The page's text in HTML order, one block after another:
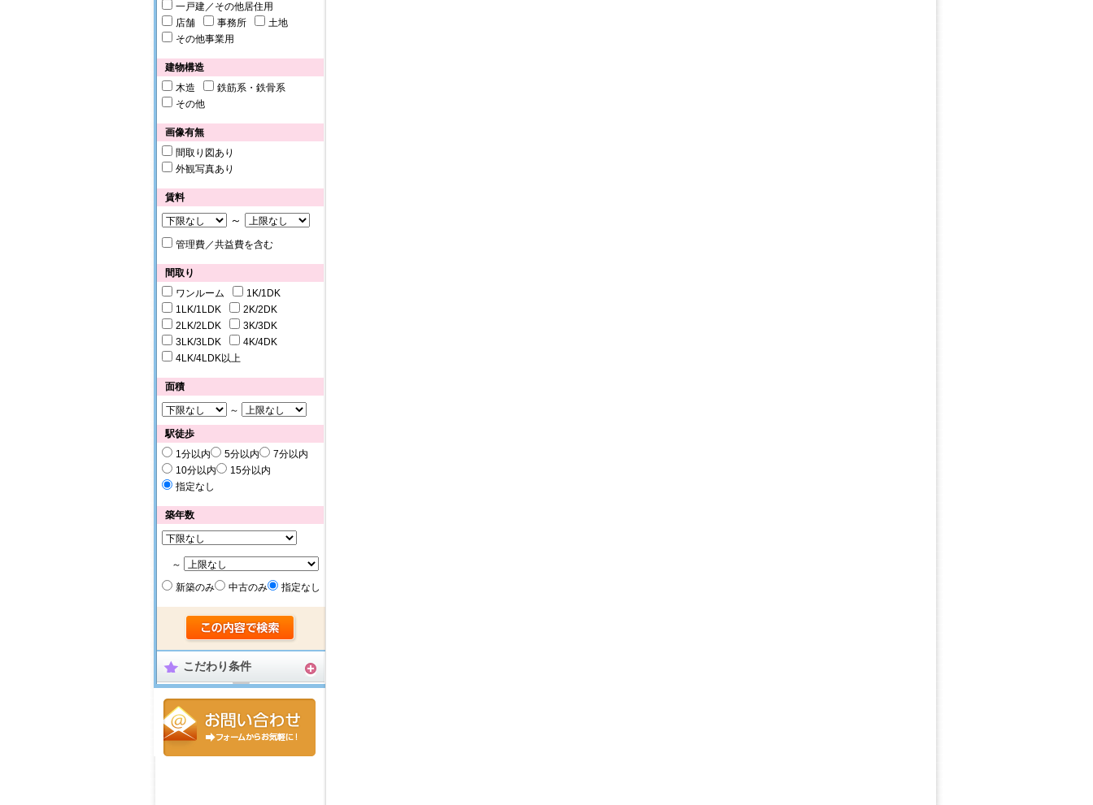
一戸建／その他居住用
店舗
事務所
土地
その他事業用
建物構造
木造
鉄筋系・鉄骨系
その他
画像有無
間取り図あり
外観写真あり
賃料
～
管理費／共益費を含む
間取り
ワンルーム
1K/1DK
1LK/1LDK
2K/2DK
2LK/2LDK
3K/3DK
3LK/3LDK
4K/4DK
4LK/4LDK以上
面積
～
駅徒歩
1分以内
5分以内
7分以内
10分以内
15分以内
指定なし
築年数
～
新築のみ
中古のみ 指定なし
こだわり条件